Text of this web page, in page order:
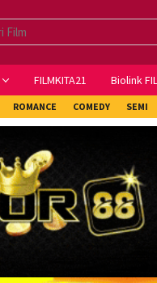
FILMKITA21 Biolink
ROMANCE COMEDY SEMI